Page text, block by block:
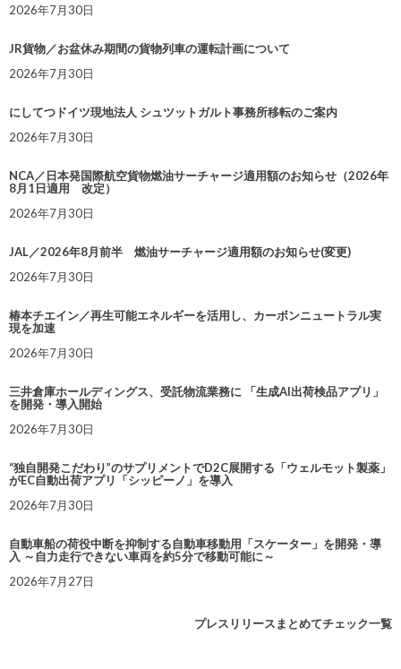
2026年7月30日
JR貨物／お盆休み期間の貨物列車の運転計画について
2026年7月30日
にしてつドイツ現地法人 シュツットガルト事務所移転のご案内
2026年7月30日
NCA／日本発国際航空貨物燃油サーチャージ適用額のお知らせ（2026年
8月1日適用 改定）
2026年7月30日
JAL／2026年8月前半 燃油サーチャージ適用額のお知らせ(変更)
2026年7月30日
椿本チエイン／再生可能エネルギーを活用し、カーボンニュートラル実
現を加速
2026年7月30日
三井倉庫ホールディングス、受託物流業務に 「生成AI出荷検品アプリ」
を開発・導入開始
2026年7月30日
“独自開発こだわり”のサプリメントでD2C展開する「ウェルモット製薬」
がEC自動出荷アプリ「シッピーノ」を導入
2026年7月30日
自動車船の荷役中断を抑制する自動車移動用「スケーター」を開発・導
入 ～自力走行できない車両を約5分で移動可能に～
2026年7月27日
プレスリリースまとめてチェック一覧